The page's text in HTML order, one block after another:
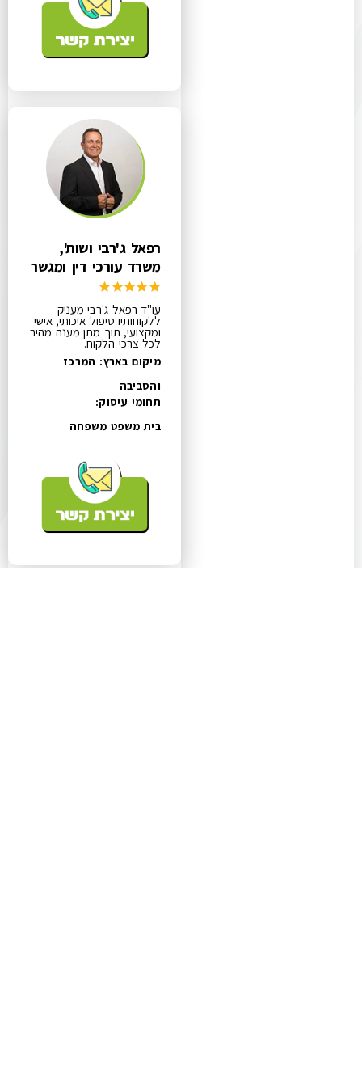
רפאל ג'רבי ושות',
משרד עורכי דין ומגשר
עו"ד רפאל ג'רבי מעניק
ללקוחותיו טיפול איכותי, אישי
ומקצועי, תוך מתן מענה מהיר
לכל צרכי הלקוח.
מיקום בארץ: המרכז
והסביבה
תחומי עיסוק:
בית משפט משפחה